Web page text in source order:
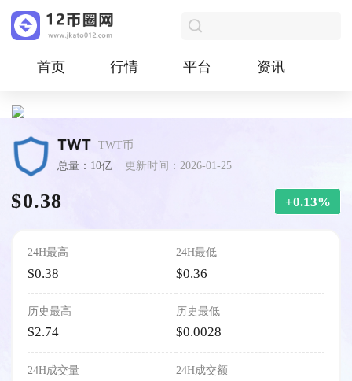
首页 行情 平台 资讯
TWT TWT币
总量：10亿
更新时间：2026-01-25
$0.38 +0.13%
24H最高
$0.38
24H最低
$0.36
历史最高
$2.74
历史最低
$0.0028
24H成交量 24H成交额